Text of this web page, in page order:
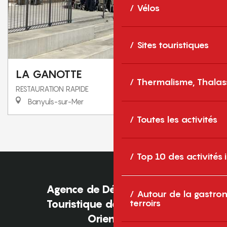
Vélos
Sites touristiques
Thermalisme,
Toutes les activités
Top 10 des activités
Autour de la
terroirs
LA GANOTTE
RESTAURATION RAPIDE
Banyuls-sur-Mer
Agence de Développement
Touristique des Pyrénées-
Orientales